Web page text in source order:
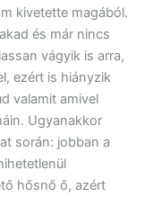
kivetette magából.
és már nincs
vágyik is arra,
ezért is hiányzik
valamit amivel
Ugyanakkor
során: jobban a
hősnő ő, azért